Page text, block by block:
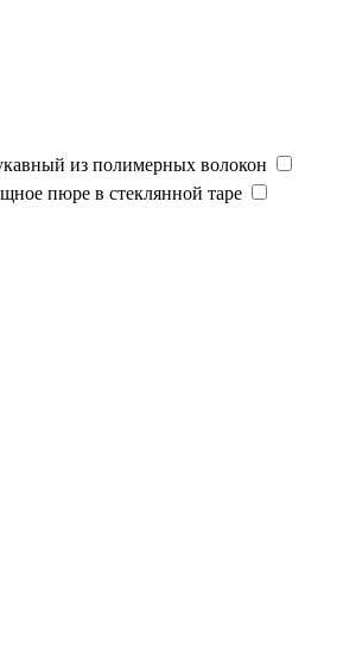
из полимерных волокон
пюре в стеклянной таре